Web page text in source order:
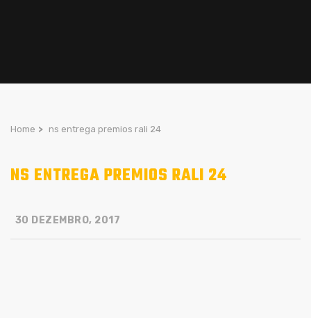
Home > ns entrega premios rali 24
NS ENTREGA PREMIOS RALI 24
30 DEZEMBRO, 2017